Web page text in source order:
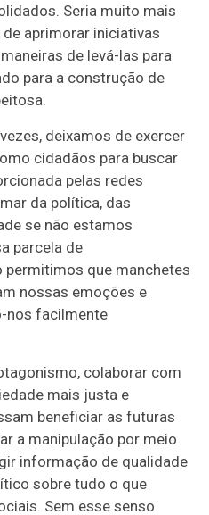
Seria muito mais
aprimorar iniciativas
de levá-las para
para a construção de
deixamos de exercer
cidadãos para buscar
pelas redes
da política, das
se não estamos
parcela de
permitimos que manchetes
nossas emoções e
nos facilmente
colaborar com
mais justa e
beneficiar as futuras
a manipulação por meio
informação de qualidade
sobre tudo o que
Sem esse senso